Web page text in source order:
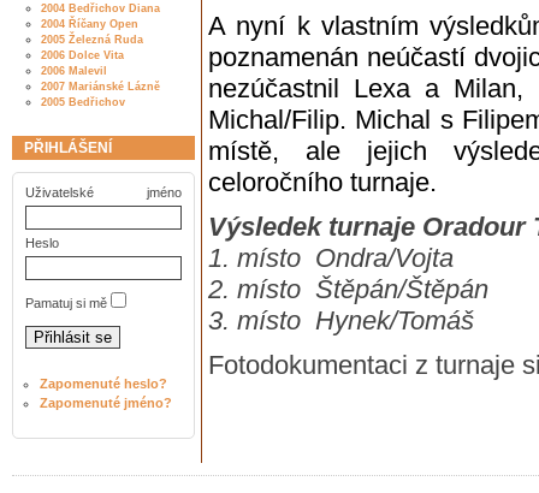
2004 Bedřichov Diana
2004 Říčany Open
2005 Železná Ruda
2006 Dolce Vita
2006 Malevil
2007 Mariánské Lázně
2005 Bedřichov
PŘIHLÁŠENÍ
Uživatelské jméno
Heslo
Pamatuj si mě
Zapomenuté heslo?
Zapomenuté jméno?
A nyní k vlastním
poznamenán neúčastí
nezúčastnil Lexa a Milan,
Michal/Filip. Michal s
místě, ale jejich
celoročního turnaje.
Výsledek turnaje Oradour
1. místo Ondra/Vojta
2. místo Štěpán/Štěpán
3. místo Hynek/Tomáš
Fotodokumentaci z turnaje